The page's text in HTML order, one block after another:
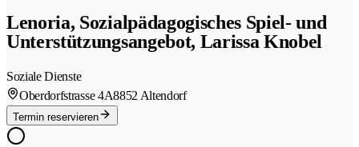
Lenoria, Sozialpädagogisches Spiel- und
Unterstützungsangebot, Larissa Knobel
Soziale Dienste
Oberdorfstrasse 4A8852 Altendorf
Termin reservieren